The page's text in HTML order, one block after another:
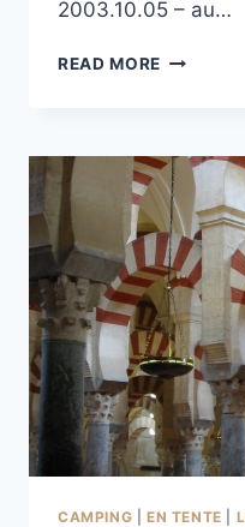
2003.10.05 – au…
READ MORE CAMPING
CAMPING EN TENTE